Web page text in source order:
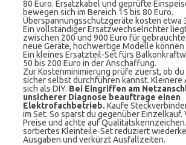
80 Euro. Ersatzkabel und geprüfte
bewegen sich im Bereich 15 bis 80 Euro.
Überspannungsschutzgeräte kosten etwa
Ein vollständiger Ersatzwechselrichter
zwischen 200 und 900 Euro für
neue Geräte, hochwertige Modelle können
Ein kleines Ersatzteil-Set fürs
50 bis 200 Euro in der Anschaffung.
Zur Kostenminimierung prüfe zuerst, ob du
sicher selbst durchführen kannst. Kleinere
sich als DIY. Bei Eingriffen am
unsicherer Diagnose beauftrage einen
Elektrofachbetrieb. Kaufe
im Set. So sparst du gegenüber Einzelkauf.
Preise und achte auf
sortiertes Kleinteile‑Set reduziert
Ausgaben und verkürzt Ausfallzeiten.